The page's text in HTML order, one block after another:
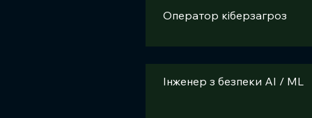
Оператор кіберзагроз
Інженер з безпеки AI / ML